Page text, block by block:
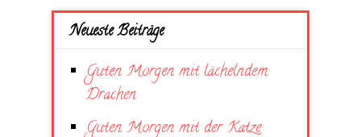
Neueste Beiträge
Guten Morgen mit lächelndem
Drachen
Guten Morgen mit der Katze